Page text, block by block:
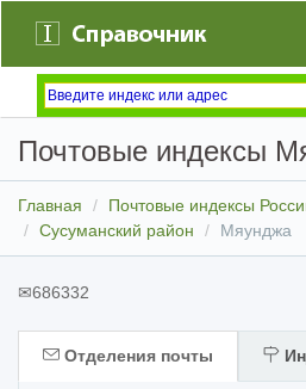
Почтовые индексы
Главная Почтовые индексы
Сусуманский район
Мяунджа
✉686332
Отделения почты